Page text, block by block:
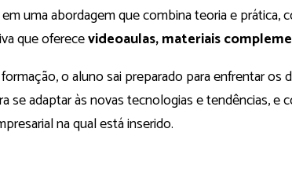
uma abordagem que combina teoria e prática,
que oferecevideoaulas, materiais
o aluno sai preparado para enfrentar os
se adaptar às novas tecnologias e tendências, e
na qual está inserido.